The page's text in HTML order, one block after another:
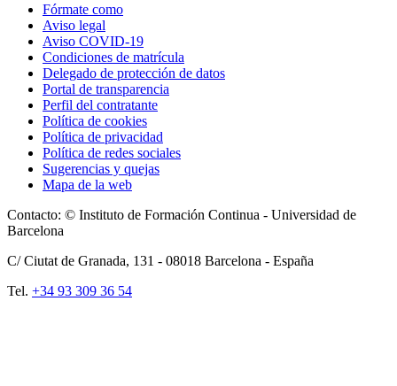
Fórmate como
Aviso legal
Aviso COVID-19
Condiciones de matrícula
Delegado de protección de datos
Portal de transparencia
Perfil del contratante
Política de cookies
Política de privacidad
Política de redes sociales
Sugerencias y quejas
Mapa de la web
Contacto: © Instituto de Formación Continua - Universidad de
Barcelona
C/ Ciutat de Granada, 131 - 08018 Barcelona - España
Tel. +34 93 309 36 54